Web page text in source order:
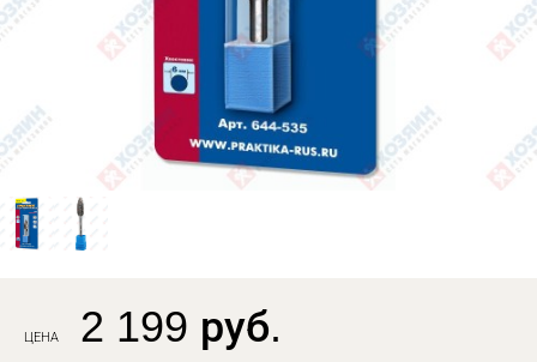
ЦЕНА 2 199 руб.